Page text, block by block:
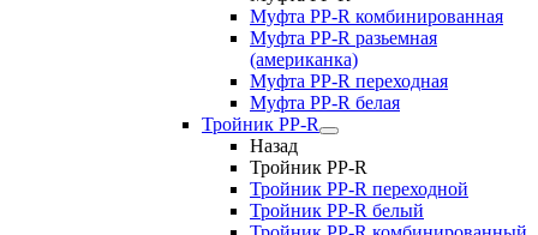
Муфта РР-R комбинированная
Муфта РР-R разьемная
(американка)
Муфта РР-R переходная
Муфта РР-R белая
Тройник PP-R
Назад
Тройник PP-R
Тройник РР-R переходной
Тройник РР-R белый